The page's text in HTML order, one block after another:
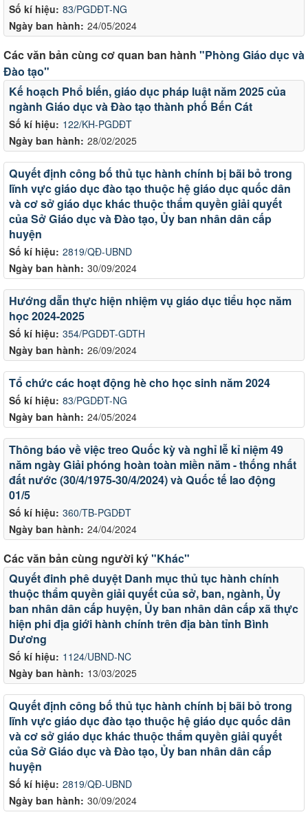
Số kí hiệu: 83/PGDĐT-NG
Ngày ban hành: 24/05/2024
Các văn bản cùng cơ quan ban hành "Phòng Giáo dục và
Đào tạo"
Số kí hiệu: 122/KH-PGDĐT
Ngày ban hành: 28/02/2025
Kế hoạch Phổ biến, giáo dục pháp luật năm 2025 của
ngành Giáo dục và Đào tạo thành phố Bến Cát
Số kí hiệu: 2819/QĐ-UBND
Ngày ban hành: 30/09/2024
Quyết định công bố thủ tục hành chính bị bãi bỏ trong
lĩnh vực giáo dục đào tạo thuộc hệ giáo dục quốc dân
và cơ sở giáo dục khác thuộc thẩm quyền giải quyết
của Sở Giáo dục và Đào tạo, Ủy ban nhân dân cấp
huyện
Số kí hiệu: 354/PGDĐT-GDTH
Ngày ban hành: 26/09/2024
Hướng dẫn thực hiện nhiệm vụ giáo dục tiểu học năm
học 2024-2025
Số kí hiệu: 83/PGDĐT-NG
Ngày ban hành: 24/05/2024
Tổ chức các hoạt động hè cho học sinh năm 2024
Số kí hiệu: 360/TB-PGDĐT
Ngày ban hành: 24/04/2024
Thông báo về việc treo Quốc kỳ và nghỉ lễ kỉ niệm 49
năm ngày Giải phóng hoàn toàn miền năm - thống nhất
đất nước (30/4/1975-30/4/2024) và Quốc tế lao động
01/5
Các văn bản cùng người ký"Khác"
Số kí hiệu: 1124/UBND-NC
Ngày ban hành: 13/03/2025
Quyết đinh phê duyệt Danh mục thủ tục hành chính
thuộc thẩm quyền giải quyết của sở, ban, ngành, Ủy
ban nhân dân cấp huyện, Ủy ban nhân dân cấp xã thực
hiện phi địa giới hành chính trên địa bàn tỉnh Bình
Dương
Số kí hiệu: 2819/QĐ-UBND
Ngày ban hành: 30/09/2024
Quyết định công bố thủ tục hành chính bị bãi bỏ trong
lĩnh vực giáo dục đào tạo thuộc hệ giáo dục quốc dân
và cơ sở giáo dục khác thuộc thẩm quyền giải quyết
của Sở Giáo dục và Đào tạo, Ủy ban nhân dân cấp
huyện